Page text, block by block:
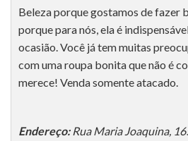
Beleza porque gostamos de fazer
porque para nós, ela é
ocasião. Você já tem muitas
com uma roupa bonita que não é
merece! Venda somente atacado.
Endereço: Rua Maria Joaquina,